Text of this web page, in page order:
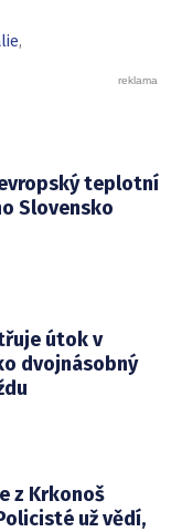
,
teplotní
Slovensko
útok v
dvojnásobný
z Krkonoš
už vědí,